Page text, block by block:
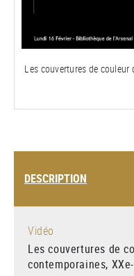
Les couvertures de
DESCRIPTION
Vidéo
Les couvertures de
contemporaines,